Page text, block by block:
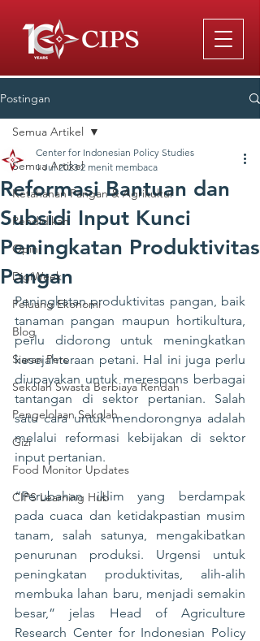
Postingan
Semua Artikel
Ketahanan Pangan & Agrikultur
Pendidikan
Opini
DigiWeek
Peluang Ekonomi
Blog
Siaran Pers
Sekolah Swasta Berbiaya Rendah
Pengelolaan Sekolah
Gizi
Food Monitor Updates
CIPS Learning Hub
Semua Artikel
Reformasi Bantuan dan
Subsidi Input Kunci
Peningkatan Produktivitas
Pangan
Center for Indonesian Policy Studies
1 Jul 2023 2 menit membaca
Peningkatan produktivitas pangan, baik
tanaman pangan maupun hortikultura,
perlu didorong untuk meningkatkan
kesejahteraan petani. Hal ini juga perlu
diupayakan untuk merespons berbagai
tantangan di sektor pertanian. Salah
satu cara untuk mendorongnya adalah
melalui reformasi kebijakan di sektor
input pertanian.
“Perubahan iklim yang berdampak
pada cuaca dan ketidakpastian musim
tanam, salah satunya, mengakibatkan
penurunan produksi. Urgensi untuk
peningkatan produktivitas, alih-alih
membuka lahan baru, menjadi semakin
besar,” jelas Head of Agriculture
Research Center for Indonesian Policy